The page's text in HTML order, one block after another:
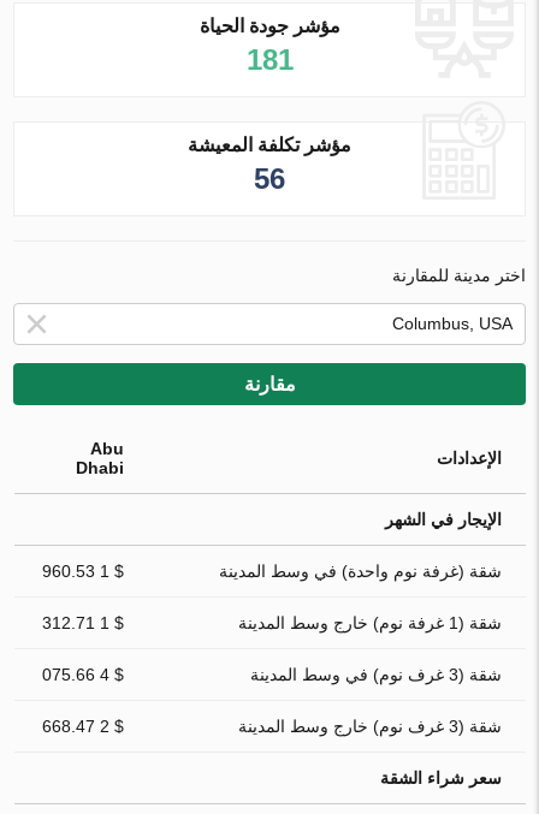
مؤشر جودة الحياة
181
مؤشر تكلفة المعيشة
56
اختر مدينة للمقارنة
مقارنة
الإعدادات
Abu
Dhabi
الإيجار في الشهر
شقة (غرفة نوم واحدة) في وسط المدينة $ 1 960.53
شقة (1 غرفة نوم) خارج وسط المدينة $ 1 312.71
شقة (3 غرف نوم) في وسط المدينة $ 4 075.66
شقة (3 غرف نوم) خارج وسط المدينة $ 2 668.47
سعر شراء الشقة